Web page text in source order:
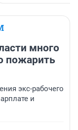
много
пожарить
экс-рабочего
и